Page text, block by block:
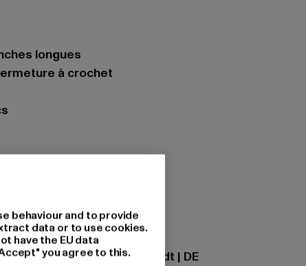
longues
à crochet
100% Polyester
GmbH |info@tbint.de
7 | 64372 Ober-Ramstadt | DE
behaviour and to provide
data or to use cookies.
have the EU data
you agree to this.